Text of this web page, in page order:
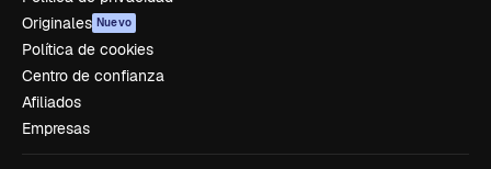
Originales Nuevo
Política de cookies
Centro de confianza
Afiliados
Empresas